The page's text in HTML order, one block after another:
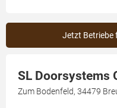
Jetzt Betriebe
SL Doorsystems
Zum Bodenfeld, 34479